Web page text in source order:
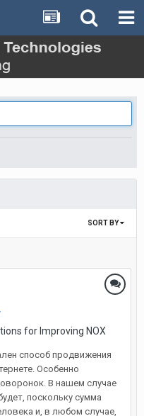
SORT BY
for Improving NOX
способ продвижения
Особенно
В нашем случае
поскольку сумма
и, в любом случае,